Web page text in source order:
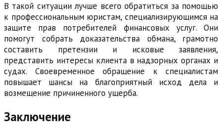
В такой ситуации лучше всего обратиться за помощью
к профессиональным юристам, специализирующимся на
защите прав потребителей финансовых услуг. Они
помогут собрать доказательства обмана, грамотно
составить претензии и исковые заявления,
представить интересы клиента в надзорных органах и
судах. Своевременное обращение к специалистам
повышает шансы на благоприятный исход дела и
возмещение причиненного ущерба.
Заключение